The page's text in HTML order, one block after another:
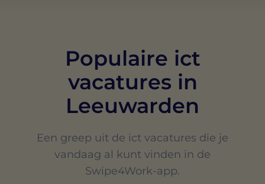
Populaire ict
vacatures in
Leeuwarden
Een greep uit de ict vacatures die je
vandaag al kunt vinden in de
Swipe4Work-app.